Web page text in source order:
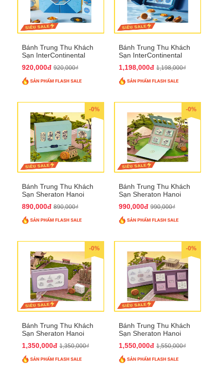
Bánh Trung Thu Khách
Sạn InterContinental
QTTT26
920,000đ 920,000₫
Bánh Trung Thu Khách
Sạn InterContinental
QTTT27
1,198,000đ 1,198,000₫
-0%
Bánh Trung Thu Khách
Sạn Sheraton Hanoi
890,000đ 890,000₫
-0%
Bánh Trung Thu Khách
Sạn Sheraton Hanoi
990,000đ 990,000₫
-0%
Bánh Trung Thu Khách
Sạn Sheraton Hanoi
1,350,000đ 1,350,000₫
-0%
Bánh Trung Thu Khách
Sạn Sheraton Hanoi
1,550,000đ 1,550,000₫